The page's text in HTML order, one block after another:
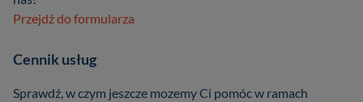
Przejdź do formularza
Cennik usług
Sprawdź, w czym jeszcze mozemy Ci pomóc w ramach